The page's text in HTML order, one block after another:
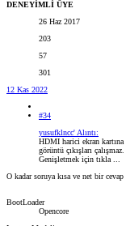
DENEYİMLİ ÜYE
26 Haz 2017
203
57
301
12 Kas 2022
#34
yusufklncc' Alıntı:
HDMI harici ekran kartına
görüntü çıkışları
Genişletmek için tıkla ...
O kadar soruya kısa ve net bir
BootLoader
Opencore